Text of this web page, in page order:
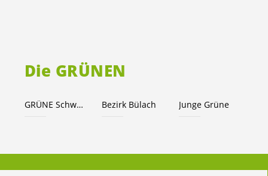
Die GRÜNEN
GRÜNE Schweiz Bezirk Bülach Junge Grüne